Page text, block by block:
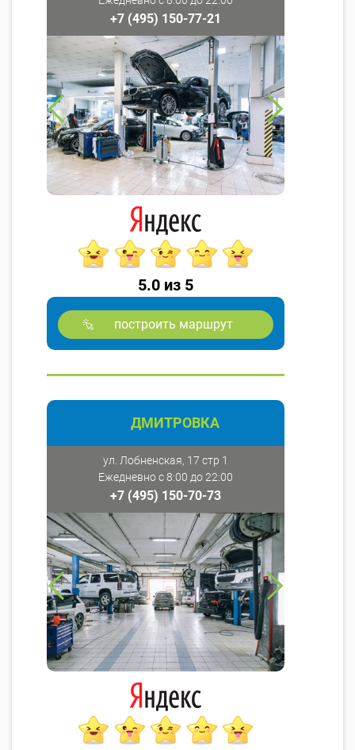
+7 (495) 150-77-21
5.0 из 5
построить маршрут
ДМИТРОВКА
ул. Лобненская, 17 стр 1
Ежедневно с 8:00 до 22:00
+7 (495) 150-70-73